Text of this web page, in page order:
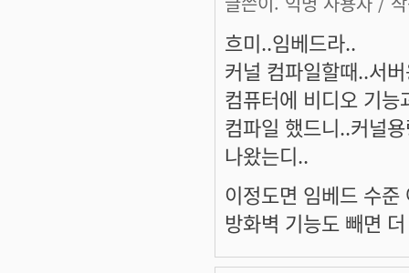
흐미..임베드라..
커널 컴파일할때..서
컴퓨터에 비디오 기
컴파일 했드니..커널
나왔는디..
이정도면 임베드 수준
방화벽 기능도 빼면